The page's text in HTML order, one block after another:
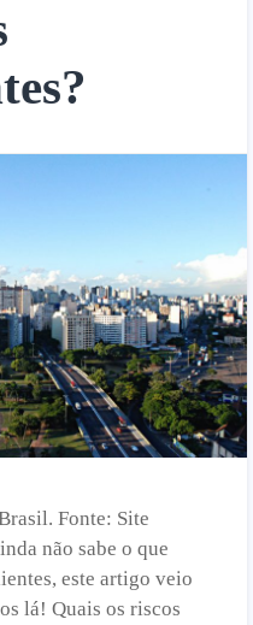
Fonte: Site
não sabe o que
este artigo veio
lá! Quais os riscos